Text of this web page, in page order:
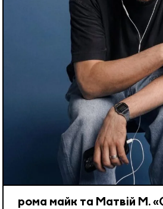
рома майк та Матвій М.